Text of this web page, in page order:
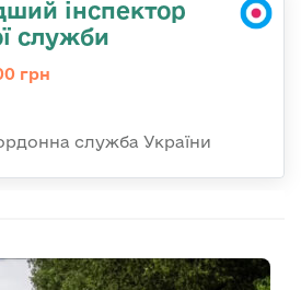
інспектор
служби
грн
служба України